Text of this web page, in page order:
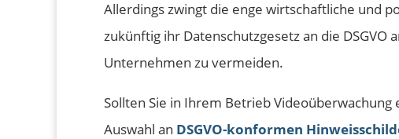
Allerdings zwingt die enge wirtschaftliche und
zukünftig ihr Datenschutzgesetz an die
Unternehmen zu vermeiden.
Sollten Sie in Ihrem Betrieb
Auswahl an DSGVO-konformen